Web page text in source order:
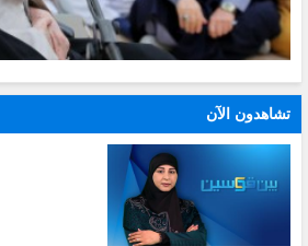
تشاهدون الآن